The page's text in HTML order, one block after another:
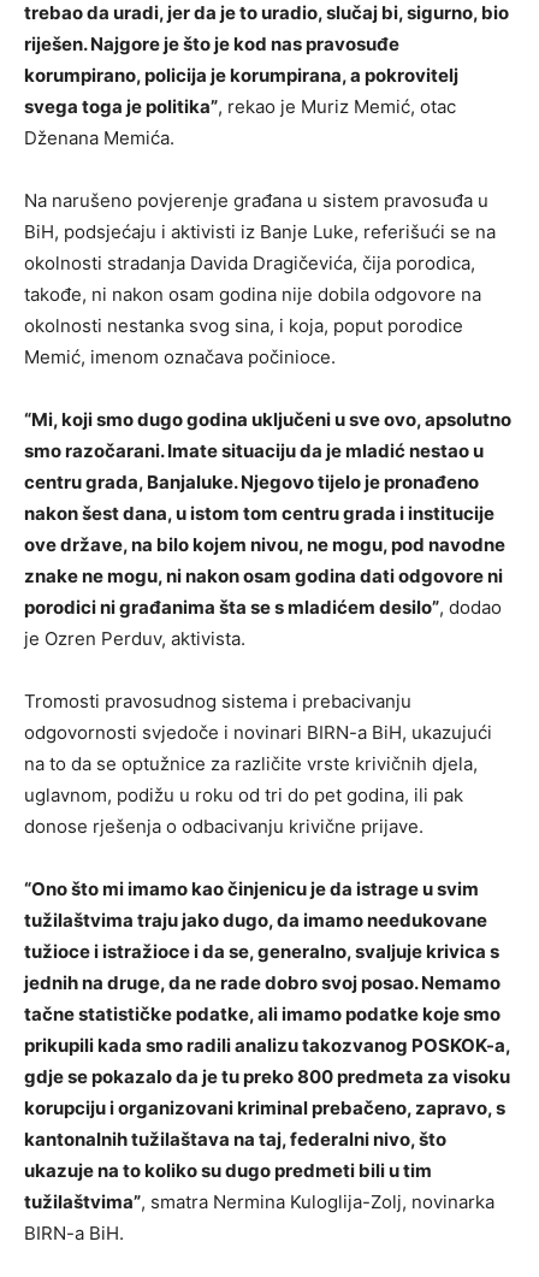
trebao da uradi, jer da je to uradio, slučaj bi, sigurno, bio
riješen. Najgore je što je kod nas pravosuđe
korumpirano, policija je korumpirana, a pokrovitelj
svega toga je politika”, rekao je Muriz Memić, otac
Dženana Memića.
Na narušeno povjerenje građana u sistem pravosuđa u
BiH, podsjećaju i aktivisti iz Banje Luke, referišući se na
okolnosti stradanja Davida Dragičevića, čija porodica,
takođe, ni nakon osam godina nije dobila odgovore na
okolnosti nestanka svog sina, i koja, poput porodice
Memić, imenom označava počinioce.
“Mi, koji smo dugo godina uključeni u sve ovo, apsolutno
smo razočarani. Imate situaciju da je mladić nestao u
centru grada, Banjaluke. Njegovo tijelo je pronađeno
nakon šest dana, u istom tom centru grada i institucije
ove države, na bilo kojem nivou, ne mogu, pod navodne
znake ne mogu, ni nakon osam godina dati odgovore ni
porodici ni građanima šta se s mladićem desilo”, dodao
je Ozren Perduv, aktivista.
Tromosti pravosudnog sistema i prebacivanju
odgovornosti svjedoče i novinari BIRN-a BiH, ukazujući
na to da se optužnice za različite vrste krivičnih djela,
uglavnom, podižu u roku od tri do pet godina, ili pak
donose rješenja o odbacivanju krivične prijave.
“Ono što mi imamo kao činjenicu je da istrage u svim
tužilaštvima traju jako dugo, da imamo needukovane
tužioce i istražioce i da se, generalno, svaljuje krivica s
jednih na druge, da ne rade dobro svoj posao. Nemamo
tačne statističke podatke, ali imamo podatke koje smo
prikupili kada smo radili analizu takozvanog POSKOK-a,
gdje se pokazalo da je tu preko 800 predmeta za visoku
korupciju i organizovani kriminal prebačeno, zapravo, s
kantonalnih tužilaštava na taj, federalni nivo, što
ukazuje na to koliko su dugo predmeti bili u tim
tužilaštvima”, smatra Nermina Kuloglija-Zolj, novinarka
BIRN-a BiH.